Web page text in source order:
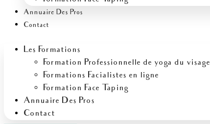
Annuaire Des Pros
Contact
Les Formations
Formation Professionnelle de yoga du visage
Formations Facialistes en ligne
Formation Face Taping
Annuaire Des Pros
Contact